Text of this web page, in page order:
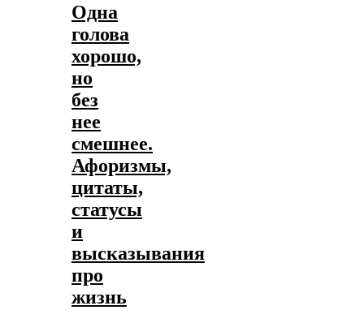
Одна
голова
хорошо,
но
без
нее
смешнее.
Афоризмы,
цитаты,
статусы
и
высказывания
про
жизнь